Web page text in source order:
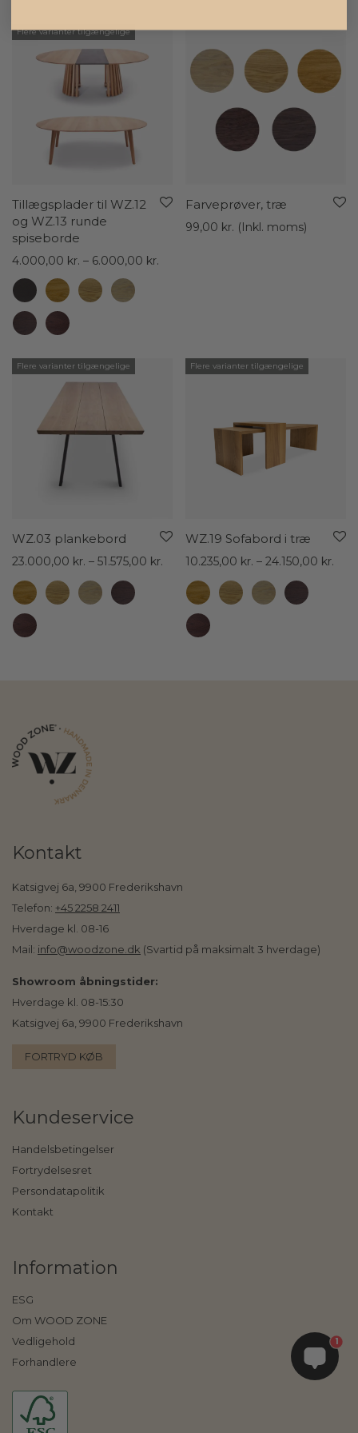
Flere varianter tilgængelige
Tillægsplader til WZ.12
og WZ.13 runde
spiseborde
4.000,00 kr. – 6.000,00 kr.
Farveprøver, træ
99,00 kr. (Inkl. moms)
Flere varianter tilgængelige
WZ.03 plankebord
23.000,00 kr. – 51.575,00 kr. Prisinterval:
23.000,00 kr.
51.575,00 kr.
Flere varianter tilgængelige
WZ.19 Sofabord i træ
10.235,00 kr. – 24.150,00 kr.
Kontakt
Katsigvej 6a, 9900 Frederikshavn
Telefon: +45 2258 2411
Hverdage kl. 08-16
Mail: info@woodzone.dk (Svartid på maksimalt 3 hverdage)
Showroom åbningstider:
Hverdage kl. 08-15:30
Katsigvej 6a, 9900 Frederikshavn
FORTRYD KØB
Kundeservice
Handelsbetingelser
Fortrydelsesret
Persondatapolitik
Kontakt
Information
ESG
Om WOOD ZONE
Vedligehold
Forhandlere
1